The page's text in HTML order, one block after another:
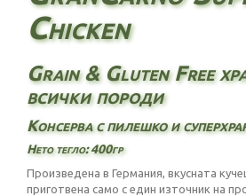
Chicken
Grain & Gluten Free
всички породи
Консерва с пилешко и
Нето тегло: 400гр
Произведена в Германия, вкусната
приготвена само с един източник на